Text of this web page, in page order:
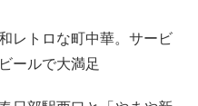
レトロな町中華。サービ
ールで大満足